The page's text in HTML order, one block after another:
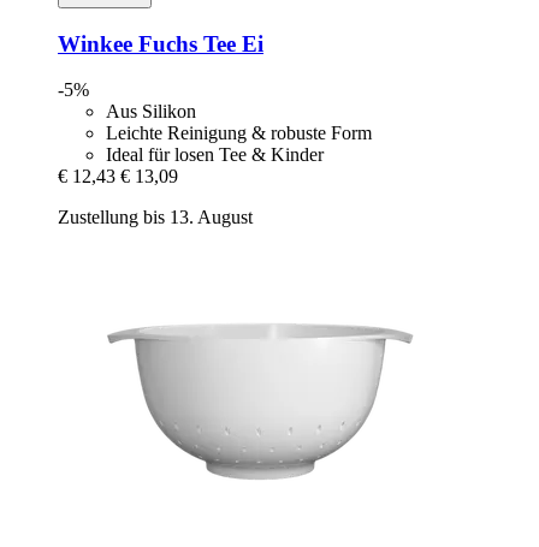
Winkee Fuchs Tee Ei
-5%
Aus Silikon
Leichte Reinigung & robuste Form
Ideal für losen Tee & Kinder
€ 12,43 € 13,09
Zustellung bis 13. August